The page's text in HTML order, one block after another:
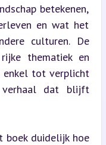
betekenen,
en wat het
culturen. De
thematiek en
enkel tot verplicht
verhaal dat blijft
boek duidelijk hoe